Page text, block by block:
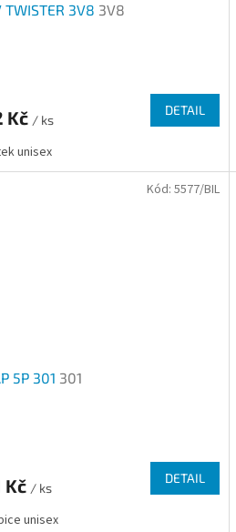
TWISTER 3V8 3V8
Kč / ks
DETAIL
unisex
5P 301 301
Kč / ks
DETAIL
unisex
Kód: 5577/BIL